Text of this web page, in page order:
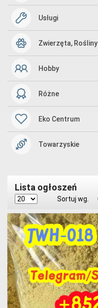
Usługi
Zwierzęta, Rośliny
Hobby
Różne
Eko Centrum
Towarzyskie
Lista ogłoszeń
Sortuj wg.